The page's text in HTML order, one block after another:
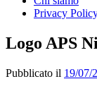
Privacy
Logo APS
Pubblicato il 19/07/